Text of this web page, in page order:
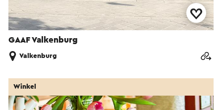
GAAF Valkenburg
Valkenburg
Winkel